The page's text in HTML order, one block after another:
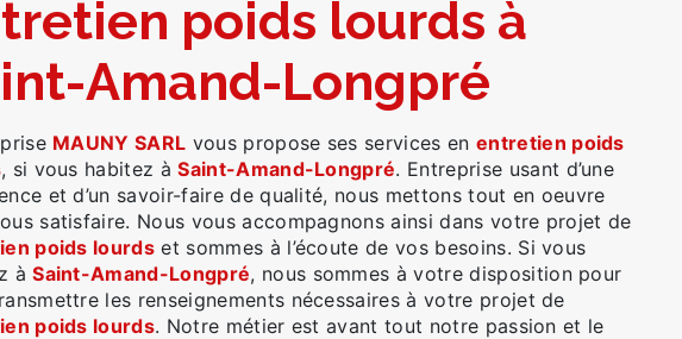
Amand-Longpré
MAUNY SARL vous propose ses services en entretien poids
, si vous habitez àSaint-Amand-Longpré. Entreprise usant d’une
et d’un savoir-faire de qualité, nous mettons tout en oeuvre
satisfaire. Nous vous accompagnons ainsi dans votre projet de
poids lourds et sommes à l’écoute de vos besoins. Si vous
àSaint-Amand-Longpré, nous sommes à votre disposition pour
les renseignements nécessaires à votre projet de
poids lourds. Notre métier est avant tout notre passion et le